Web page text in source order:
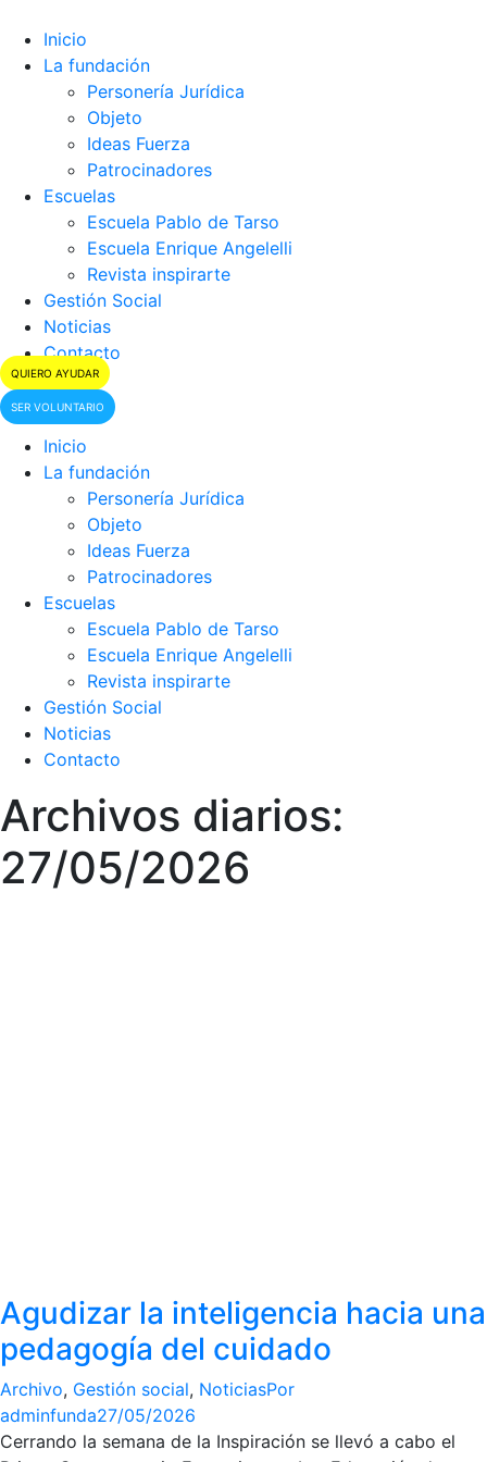
contenido
Inicio
La fundación
Personería Jurídica
Objeto
Ideas Fuerza
Patrocinadores
Escuelas
Escuela Pablo de Tarso
Escuela Enrique Angelelli
Revista inspirarte
Gestión Social
Noticias
Contacto
QUIERO AYUDAR
SER VOLUNTARIO
Inicio
La fundación
Personería Jurídica
Objeto
Ideas Fuerza
Patrocinadores
Escuelas
Escuela Pablo de Tarso
Escuela Enrique Angelelli
Revista inspirarte
Gestión Social
Noticias
Contacto
Archivos diarios:
27/05/2026
Agudizar la inteligencia hacia una
pedagogía del cuidado
Archivo, Gestión social, NoticiasPor
adminfunda27/05/2026
Cerrando la semana de la Inspiración se llevó a cabo el